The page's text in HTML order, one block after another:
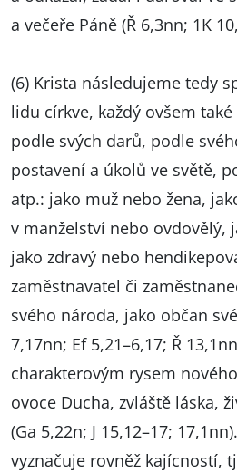
a večeře Páně (Ř 6,3nn; 1K
(6) Krista následujeme tedy
lidu církve, každý ovšem
podle svých darů, podle
postavení a úkolů ve světě,
atp.: jako muž nebo žena,
v manželství nebo ovdovělý,
jako zdravý nebo
zaměstnavatel či
svého národa, jako občan
7,17nn; Ef 5,21–6,17; Ř
charakterovým rysem
ovoce Ducha, zvláště láska,
(Ga 5,22n; J 15,12–17;
vyznačuje rovněž kajícností,